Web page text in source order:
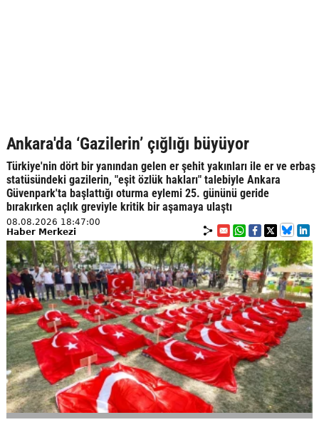
Ankara'da ‘Gazilerin’ çığlığı büyüyor
Türkiye'nin dört bir yanından gelen er şehit yakınları ile er ve erbaş
statüsündeki gazilerin, "eşit özlük hakları" talebiyle Ankara
Güvenpark'ta başlattığı oturma eylemi 25. gününü geride
bırakırken açlık greviyle kritik bir aşamaya ulaştı
08.08.2026 18:47:00
Haber Merkezi